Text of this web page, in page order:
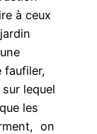
à ceux
faufiler,
lequel
les
on